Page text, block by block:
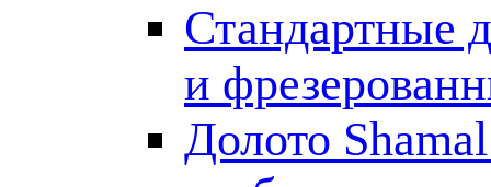
Стандартные
и
Долото